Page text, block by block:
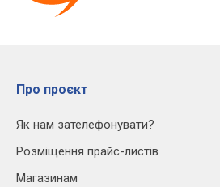
Про проєкт
Як нам зателефонувати?
Розміщення прайс-листів
Магазинам